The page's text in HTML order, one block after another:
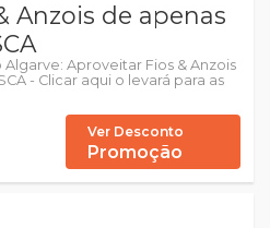
Anzois de apenas
Aproveitar Fios & Anzois
- Clicar aqui o levará para as
Ver Desconto
Promoção